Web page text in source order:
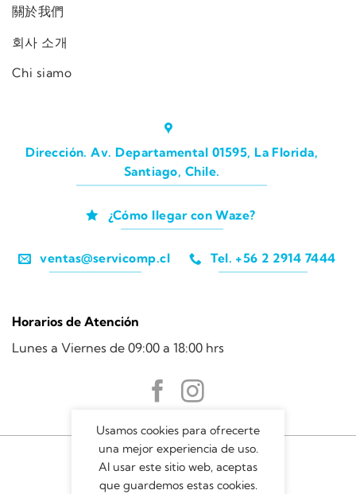
關於我們
회사 소개
Chi siamo
Dirección. Av. Departamental 01595, La Florida,
Santiago, Chile.
¿Cómo llegar con Waze?
ventas@servicomp.cl Tel. +56 2 2914 7444
Horarios de Atención
Lunes a Viernes de 09:00 a 18:00 hrs
Usamos cookies para ofrecerte
una mejor experiencia de uso.
Al usar este sitio web, aceptas
que guardemos estas cookies.